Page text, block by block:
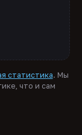
статистика. Мы
что и сам